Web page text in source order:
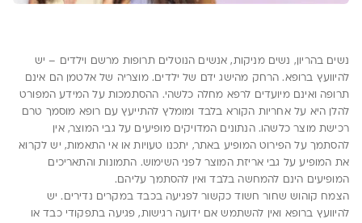
נשים בהריון, נשים מניקות, אנשים הנוטלים תרופות מרשם וילדים – יש
להיוועץ ברופא. הרחק מהישג ידם של ילדים. מוצריה של אלטמן הם אינם
תרופה ואינם מיועדים לרפא מחלה כלשהי. ההסתמכות על המידע המפורט
להלן היא על אחריות הקורא בלבד ומומלץ להתייעץ עם רופא מוסמך טרם
רכישת מוצר כלשהו. הנתונים המדויקים מופיעים על גבי המוצר, אין
להסתמך על הפירוט המופיע באתר, יתכנו טעויות או אי התאמות, יש לקרוא
את המופיע על גבי אריזת המוצר לפני השימוש. התמונות והתאריכים
המופיעים הינם להמחשה בלבד ואין להסתמך עליהם.
הצמח קוהוש שחור חשוד כקשור לפגיעה בכבד במקרים נדירים. יש
להיוועץ ברופא ואין להשתמש אם ידועה רגישות, פגיעה בתפקודי כבד או